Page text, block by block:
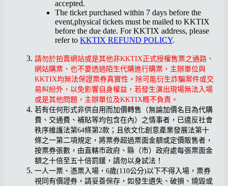
accepted.
The ticket purchased within 7 days before the
event,physical tickets must be mailed to KKTIX
before the due date. For KKTIX address, please
refer to KKTIX REFUND POLICY.
請勿於拍賣網站或是其他非KKTIX正式授權售票之通路、
網站購票、也不要透過陌生代購進行購票，主辦單位與
KKTIX均無法保證票券真實性。除可能衍生詐騙案件或交
易糾紛外，以免影響自身權益，若發生演出現場無法入場
或是其他問題，主辦單位及KKTIX概不負責。
若有任何形式非供自用而加價轉售（無論加價名目為代購
費、交通費、補貼等均包含在內）之情事者，已違反社會
秩序維護法第64條第2款；且依文化創意產業發展法第十
條之一第二項規定，將票券超過票面金額或定價販售者，
按票券張數，由直轄市政府、縣（市）政府處每張票面金
額之十倍至五十倍罰鍰，請勿以身試法！
一人一票、憑票入場，6歲(110公分)以下不得入場，票券
視同有價證券，請妥善保存，如發生遺失、破損、燒毀或